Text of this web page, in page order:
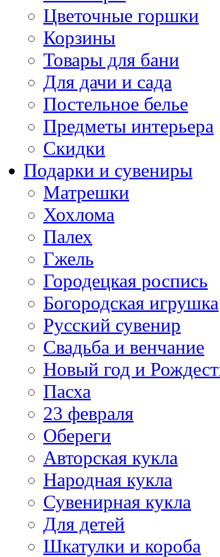
Цветочные горшки
Корзины
Товары для бани
Для дачи и сада
Постельное белье
Предметы интерьера
Скидки
Подарки и сувениры
Матрешки
Хохлома
Палех
Гжель
Городецкая роспись
Богородская игрушка
Русский сувенир
Свадьба и венчание
Новый год и
Пасха
23 февраля
Обереги
Авторская кукла
Народная кукла
Сувенирная кукла
Для детей
Шкатулки и короба